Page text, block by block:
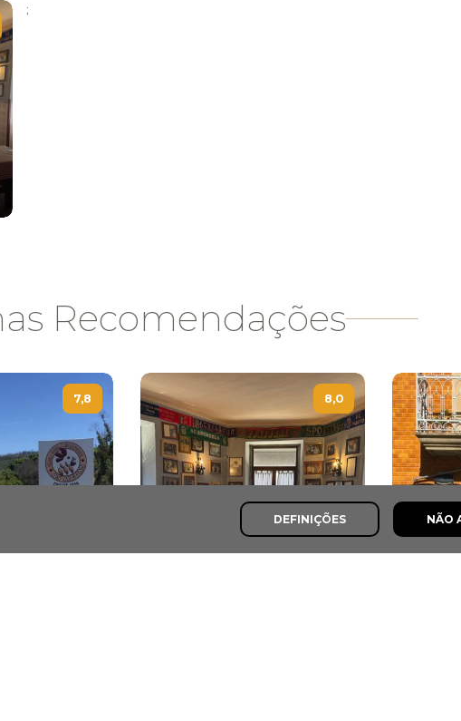
;
Recomendações
7,8 8,0
DEFINIÇÕES NÃO